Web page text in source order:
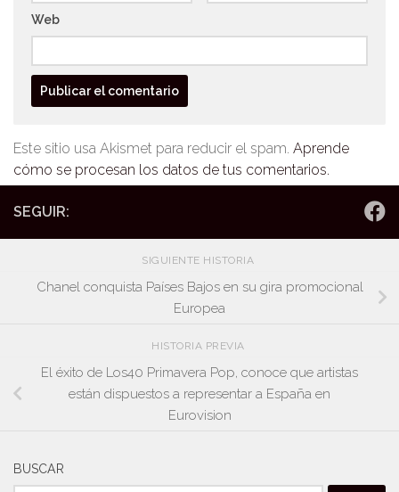
Web
Este sitio usa Akismet para reducir el spam. Aprende
cómo se procesan los datos de tus comentarios.
SEGUIR:
SIGUIENTE HISTORIA
Chanel conquista Países Bajos en su gira promocional
Europea
HISTORIA PREVIA
El éxito de Los40 Primavera Pop, conoce que artistas
están dispuestos a representar a España en
Eurovision
BUSCAR